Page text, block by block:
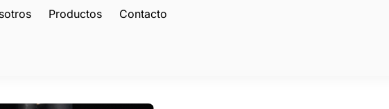
Productos Contacto